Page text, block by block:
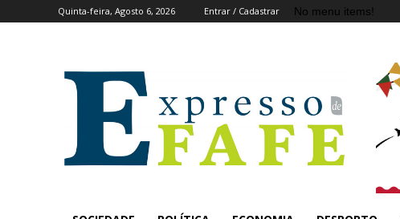
Quinta-feira, Agosto 6, 2026 Entrar / Cadastrar No menu items!